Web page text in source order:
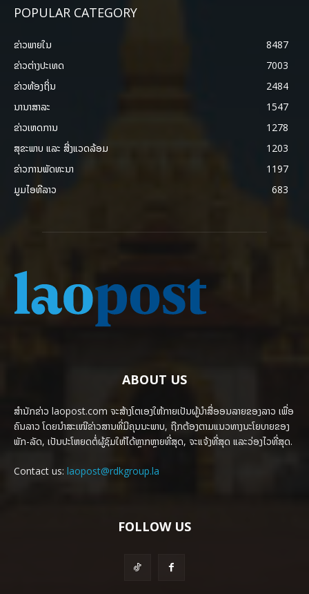
POPULAR CATEGORY
ຂ່າວພາຍ​ໃນ
8487
ຂ່າວຕ່າງປະເທດ
7003
ຂ່າວທ້ອງຖິ່ນ
2484
ນານາສາລະ
1547
ຂ່າວເຫດການ
1278
ສຸຂະພາບ ແລະ ສີ່ງແວດລ້ອມ
1203
ຂ່າວການພັດທະນາ
1197
ມູມໄອທີລາວ
683
ABOUT US
ສຳນັກຂ່າວ laopost.com ຈະສ້າງໂຕເອງໃຫ້ກາຍເປັນຜູ້ນຳສື່ອອນລາຍຂອງລາວ ເພື່ອ
ຄົນລາວ ໂດຍນຳສະເໜີຂ່າວສານທີ່ມີຄຸນນະພາບ, ຖືກຕ້ອງຕາມແນວທາງນະໂຍບາຍຂອງ
ພັກ-ລັດ, ເປັນປະໂຫຍດຕໍ່ຜູ້ຊົມໃຫ້ໄດ້ຫຼາກຫຼາຍທີ່ສຸດ, ຈະແຈ້ງທີ່ສຸດ ແລະວ່ອງໄວທີ່ສຸດ.
Contact us: laopost@rdkgroup.la
FOLLOW US